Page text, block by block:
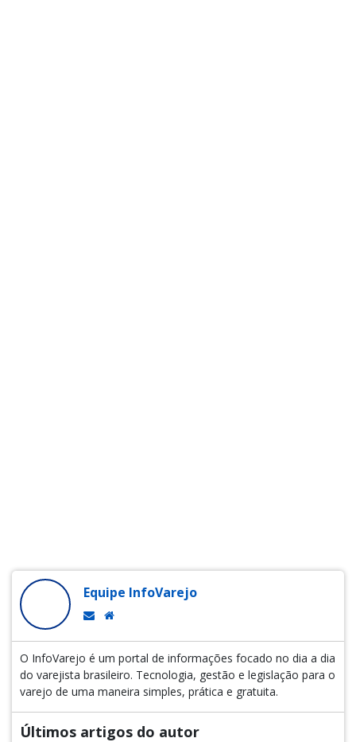
Equipe InfoVarejo
O InfoVarejo é um portal de informações focado no dia a dia
do varejista brasileiro. Tecnologia, gestão e legislação para o
varejo de uma maneira simples, prática e gratuita.
Últimos artigos do autor